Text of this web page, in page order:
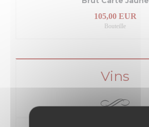
105,00 EUR
Bouteille
Vins